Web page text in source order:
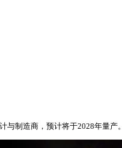
制造商，预计将于2028年量产。